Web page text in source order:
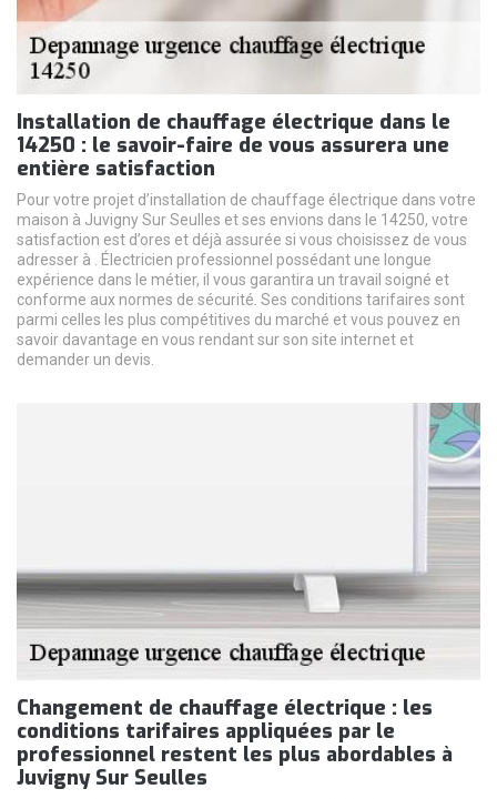
Installation de chauffage électrique dans le
14250 : le savoir-faire de vous assurera une
entière satisfaction
Pour votre projet d’installation de chauffage électrique dans votre
maison à Juvigny Sur Seulles et ses envions dans le 14250, votre
satisfaction est d’ores et déjà assurée si vous choisissez de vous
adresser à . Électricien professionnel possédant une longue
expérience dans le métier, il vous garantira un travail soigné et
conforme aux normes de sécurité. Ses conditions tarifaires sont
parmi celles les plus compétitives du marché et vous pouvez en
savoir davantage en vous rendant sur son site internet et
demander un devis.
Changement de chauffage électrique : les
conditions tarifaires appliquées par le
professionnel restent les plus abordables à
Juvigny Sur Seulles